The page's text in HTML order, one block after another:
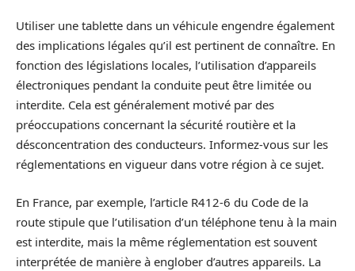
Utiliser une tablette dans un véhicule engendre également
des implications légales qu’il est pertinent de connaître. En
fonction des législations locales, l’utilisation d’appareils
électroniques pendant la conduite peut être limitée ou
interdite. Cela est généralement motivé par des
préoccupations concernant la sécurité routière et la
désconcentration des conducteurs. Informez-vous sur les
réglementations en vigueur dans votre région à ce sujet.
En France, par exemple, l’article R412-6 du Code de la
route stipule que l’utilisation d’un téléphone tenu à la main
est interdite, mais la même réglementation est souvent
interprétée de manière à englober d’autres appareils. La